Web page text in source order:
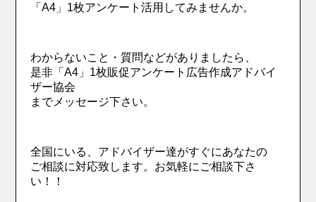
「A4」1枚アンケート活用してみませんか。
わからないこと・質問などがありましたら、
是非「A4」1枚販促アンケート広告作成アドバイ
ザー協会
までメッセージ下さい。
全国にいる、アドバイザー達がすぐにあなたの
ご相談に対応致します。お気軽にご相談下さ
い！！